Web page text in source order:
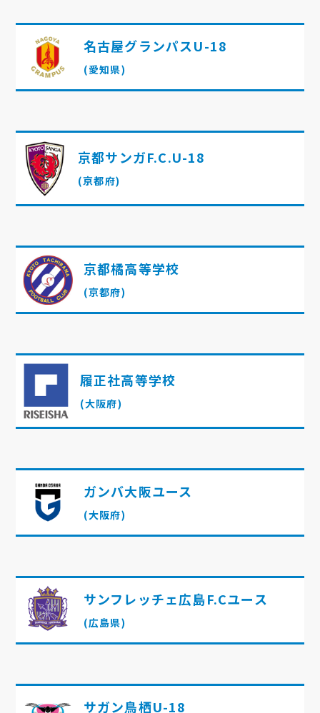
名古屋グランパスU-18
(愛知県)
京都サンガF.C.U-18
(京都府)
京都橘高等学校
(京都府)
履正社高等学校
(大阪府)
ガンバ大阪ユース
(大阪府)
サンフレッチェ広島F.Cユース
(広島県)
サガン鳥栖U-18